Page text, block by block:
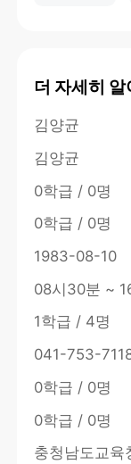
더 자세히 알
김양균
김양균
0학급 / 0명
0학급 / 0명
1983-08-10
08시30분 ~
1학급 / 4명
041-753-
0학급 / 0명
0학급 / 0명
충청남도교육